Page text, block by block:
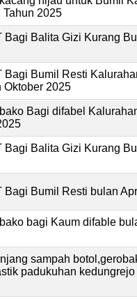
Tahun 2025
Bagi Balita Gizi Kurang
Bagi Bumil Resti
2025
Bagi difabel
Bagi Balita Gizi Kurang
Bagi Bumil Resti bulan
bagi Kaum difable
sampah
padukuhan kedungrejo